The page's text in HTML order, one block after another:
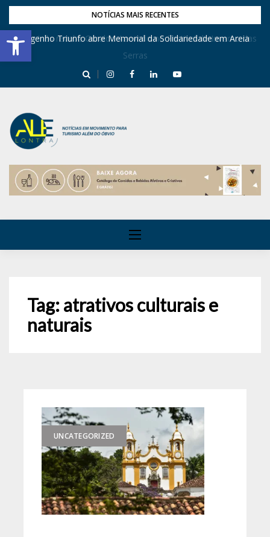
Barra de Ferramentas Aberta
NOTÍCIAS MAIS RECENTES
Dona Inês recebe Geraldo Azevedo no Festival de Inverno das
Serras
Engenho Triunfo abre Memorial da Solidariedade em Areia
Tag:atrativos culturais e
naturais
UNCATEGORIZED